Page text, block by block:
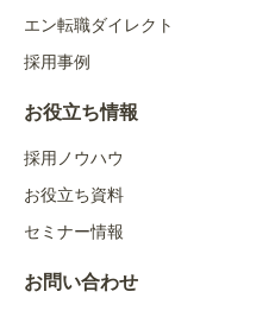
エン転職ダイレクト
採用事例
お役立ち情報
採用ノウハウ
お役立ち資料
セミナー情報
お問い合わせ